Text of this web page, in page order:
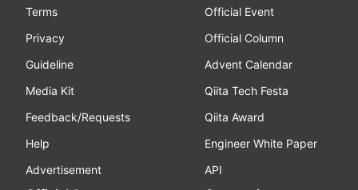
Terms
Privacy
Guideline
Media Kit
Feedback/Requests
Help
Advertisement
Official Event
Official Column
Advent Calendar
Qiita Tech Festa
Qiita Award
Engineer White Paper
API